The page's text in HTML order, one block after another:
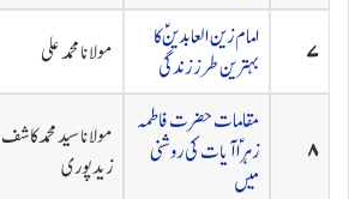
۷
امام زین العابدینؑ کا
بہترین طرز زندگی
مولانا محمد علی
۸
مقامات حضرت فاطمہ
زہراؑ آیات کی روشنی
میں
مولانا سید محمد کاشف
زیدپوری